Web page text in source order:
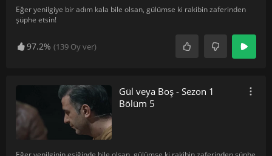
Eğer yenilgiye bir adım kala bile olsan, gülümse ki rakibin zaferinden
şüphe etsin!
97.2% (139 Oy ver)
Gül veya Boş - Sezon 1
Bölüm 5